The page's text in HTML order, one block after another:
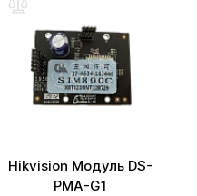
Hikvision Модуль DS-
PMA-G1